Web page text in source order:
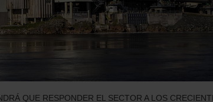
QUE RESPONDER EL SECTOR A LOS